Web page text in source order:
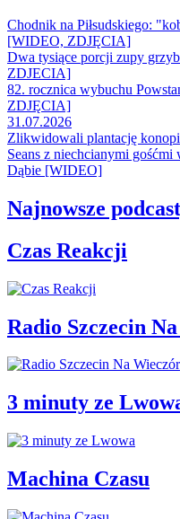
Chodnik na Piłsudskiego:
[WIDEO, ZDJĘCIA]
Dwa tysiące porcji zupy
ZDJECIA]
82. rocznica wybuchu
ZDJĘCIA]
31.07.2026
Zlikwidowali plantację konopi
Seans z niechcianymi
Dąbie [WIDEO]
Najnowsze
Czas Reakcji
Radio Szczecin
3 minuty ze
Machina Czasu